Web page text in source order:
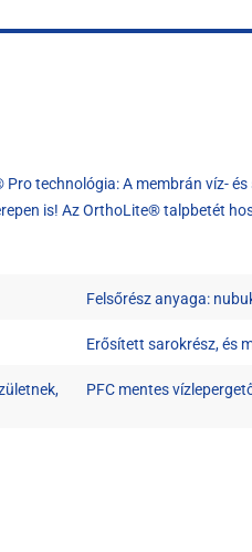
technológia: A membrán víz-
is! Az OrthoLite® talpbetét
Felsőrész anyaga:
Erősített sarokrész, és
PFC mentes